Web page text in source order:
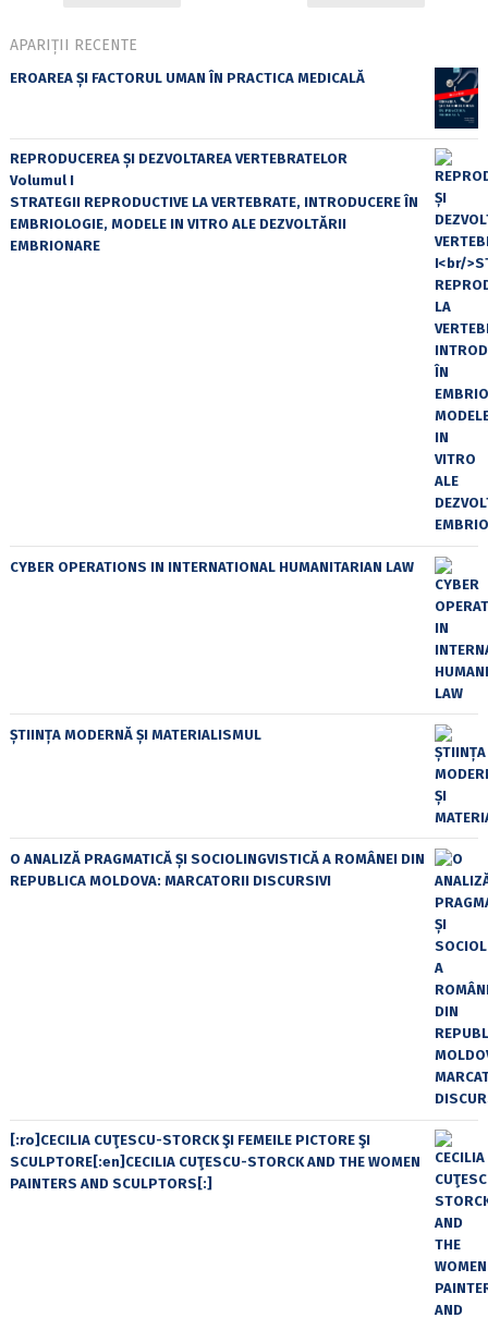
APARIȚII RECENTE
EROAREA ȘI FACTORUL UMAN ÎN PRACTICA MEDICALĂ
REPRODUCEREA ȘI DEZVOLTAREA VERTEBRATELOR
Volumul I
STRATEGII REPRODUCTIVE LA VERTEBRATE, INTRODUCERE ÎN
EMBRIOLOGIE, MODELE IN VITRO ALE DEZVOLTĂRII
EMBRIONARE
CYBER OPERATIONS IN INTERNATIONAL HUMANITARIAN LAW
ȘTIINȚA MODERNĂ ȘI MATERIALISMUL
O ANALIZĂ PRAGMATICĂ ȘI SOCIOLINGVISTICĂ A ROMÂNEI DIN
REPUBLICA MOLDOVA: MARCATORII DISCURSIVI
[:ro]CECILIA CUŢESCU-STORCK ŞI FEMEILE PICTORE ŞI
SCULPTORE[:en]CECILIA CUŢESCU-STORCK AND THE WOMEN
PAINTERS AND SCULPTORS[:]